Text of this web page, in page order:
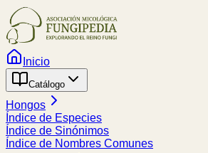
Inicio
Catálogo
Hongos
Índice de Especies
Índice de Sinónimos
Índice de Nombres Comunes